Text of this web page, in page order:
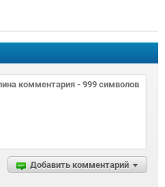
Добавить комментарий